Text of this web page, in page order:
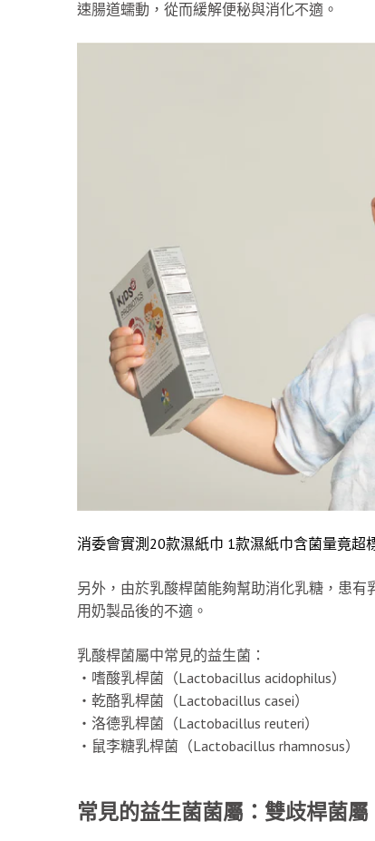
速腸道蠕動，從而緩解便秘與消化不適。
消委會實測20款濕紙巾 1款濕紙巾含菌量竟超
另外，由於乳酸桿菌能夠幫助消化乳糖，患
用奶製品後的不適。
乳酸桿菌屬中常見的益生菌：
‧嗜酸乳桿菌（Lactobacillus acidophilus）
‧乾酪乳桿菌（Lactobacillus casei）
‧洛德乳桿菌（Lactobacillus reuteri）
‧鼠李糖乳桿菌（Lactobacillus rhamnosus）
常見的益生菌菌屬：雙歧桿菌屬